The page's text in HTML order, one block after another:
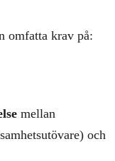
omfatta krav på:
mellan
och